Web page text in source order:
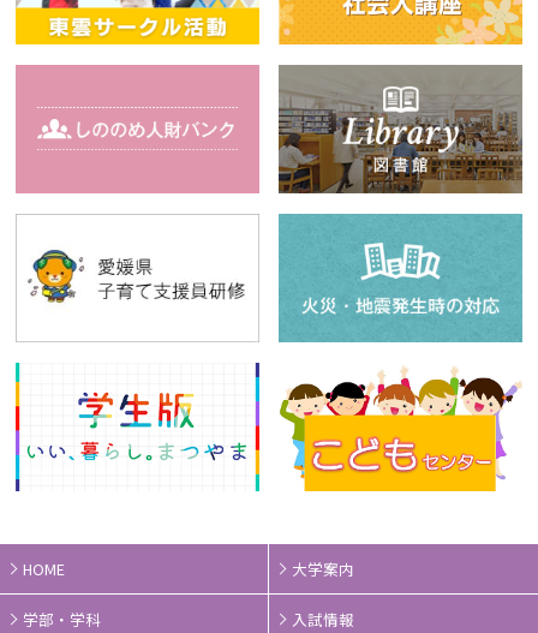
HOME 大学案内
学部・学科 入試情報